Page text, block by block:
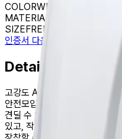
COLORWHITE
MATERIAL
SIZEFREE SIZE
인증서 다운로드
Details
고강도 ABS 재질로 제작되어
안전모입니다. 영하 30℃의 극
견딜 수 있습니다. 건설 현장은
있고, 작업 환경에 따라 조명,